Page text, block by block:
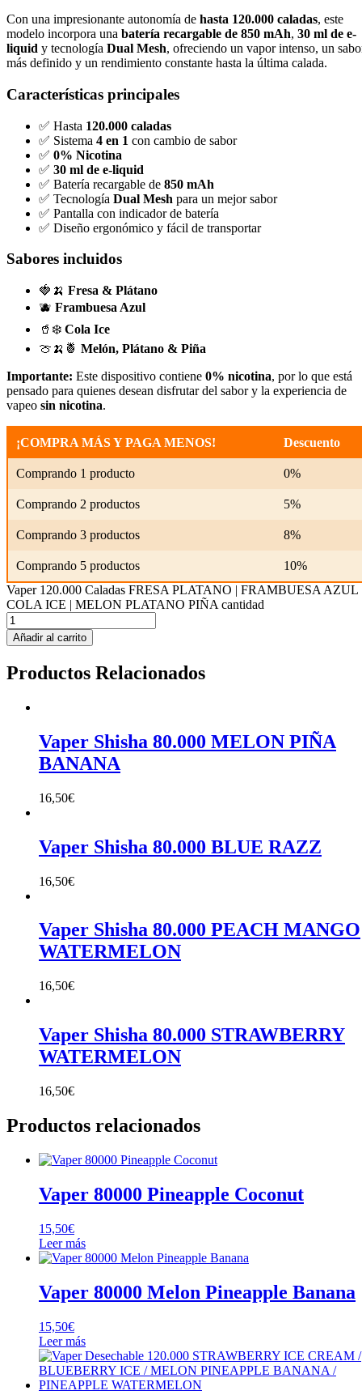
Con una impresionante autonomía de hasta 120.000 caladas, este
modelo incorpora una batería recargable de 850 mAh, 30 ml de e-
liquid y tecnología Dual Mesh, ofreciendo un vapor intenso, un
más definido y un rendimiento constante hasta la última calada.
Características principales
✅ Hasta 120.000 caladas
✅ Sistema 4 en 1 con cambio de sabor
✅ 0% Nicotina
✅ 30 ml de e-liquid
✅ Batería recargable de 850 mAh
✅ Tecnología Dual Mesh para un mejor sabor
✅ Pantalla con indicador de batería
✅ Diseño ergonómico y fácil de transportar
Sabores incluidos
🍓🍌 Fresa & Plátano
🫐 Frambuesa Azul
🥤❄️ Cola Ice
🍈🍌🍍 Melón, Plátano & Piña
Importante: Este dispositivo contiene 0% nicotina, por lo que está
pensado para quienes desean disfrutar del sabor y la experiencia de
vapeo sin nicotina.
¡COMPRA MÁS Y PAGA MENOS! Descuento
Comprando 1 producto 0%
Comprando 2 productos 5%
Comprando 3 productos 8%
Comprando 5 productos
10%
Vaper 120.000 Caladas FRESA PLATANO | FRAMBUESA AZUL
COLA ICE | MELON PLATANO PIÑA cantidad
Añadir al carrito
Productos Relacionados
Vaper Shisha 80.000 MELON PIÑA
BANANA
16,50€
Vaper Shisha 80.000 BLUE RAZZ
16,50€
Vaper Shisha 80.000 PEACH MANGO
WATERMELON
16,50€
Vaper Shisha 80.000 STRAWBERRY
WATERMELON
16,50€
Productos relacionados
Vaper 80000 Pineapple Coconut
15,50€
Leer más
Vaper 80000 Melon Pineapple Banana
15,50€
Leer más